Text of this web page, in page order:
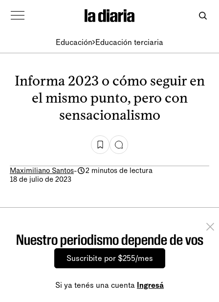
Educación Educación terciaria
Informa 2023 o cómo seguir en
el mismo punto, pero con
sensacionalismo
Maximiliano Santos-
2 minutos de lectura
18 de julio de 2023
Nuestro periodismo depende de vos
Suscribite por $255/mes
Si ya tenés una cuenta Ingresá